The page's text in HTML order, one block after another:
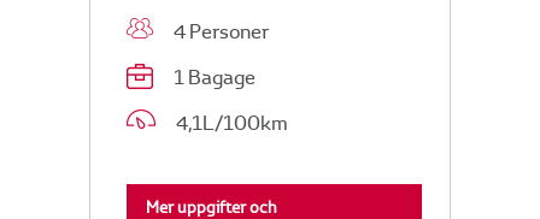
4 Personer
1 Bagage
4,1L/100km
Mer uppgifter och